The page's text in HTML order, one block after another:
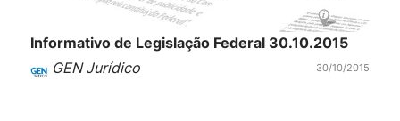
Informativo de Legislação Federal 30.10.2015
GEN Jurídico
30/10/2015